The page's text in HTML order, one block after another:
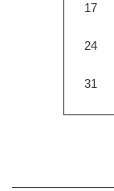
17
24
31